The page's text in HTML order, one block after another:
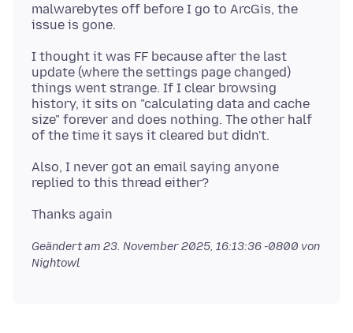
malwarebytes off before I go to ArcGis, the
I thought it was FF because after the last
update (where the settings page changed)
things went strange. If I clear browsing
history, it sits on "calculating data and cache
size" forever and does nothing. The other half
Also, I never got an email saying anyone
Geändert am 23. November 2025, 16:13:36 -0800 von
Nightowl